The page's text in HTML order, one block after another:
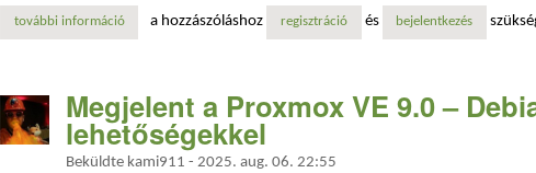
további információvégre velünk a debian 13 „trixie” – risc-v támogatás, linux kernel 6.12
a hozzászóláshoz regisztráció és bejelentkezés
Megjelent a Proxmox VE 9.0 –
lehetőségekkel
Beküldte kami911 - 2025. aug. 06. 22:55